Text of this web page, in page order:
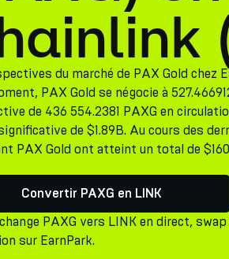
du marché de PAX Gold chez
PAX Gold se négocie à
de 436 554.2381 PAXG en
de $1.89B. Au cours des
PAX Gold ont atteint un total de
Convertir PAXG en LINK
PAXG vers LINK en direct,
sur EarnPark.